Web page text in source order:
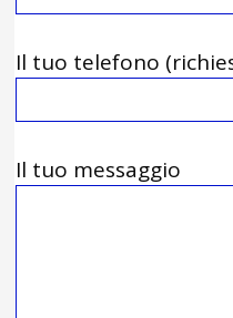
Il tuo telefono
Il tuo messaggio